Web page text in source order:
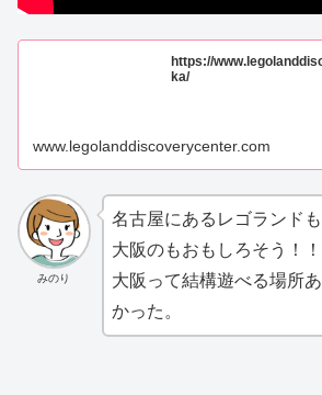
https://
ka/
www.legolanddiscoverycenter.com
みのり
名古屋にあるレゴランド
大阪のもおもしろそう！！
大阪って結構遊べる場所
かった。